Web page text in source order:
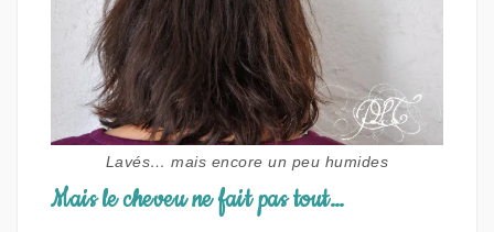
Lavés… mais encore un peu humides
Mais le cheveu ne fait pas tout…